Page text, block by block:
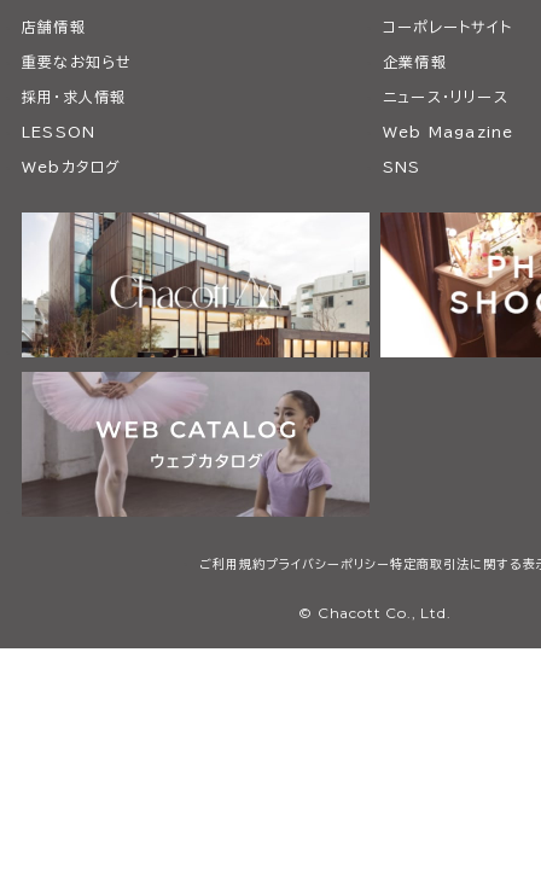
店舗情報 コーポレートサイト
重要なお知らせ 企業情報
採用・求人情報 ニュース・リリース
LESSON Web Magazine
Webカタログ SNS
ご利用規約プライバシーポリシー特定商取引法に関する表
© Chacott Co., Ltd.